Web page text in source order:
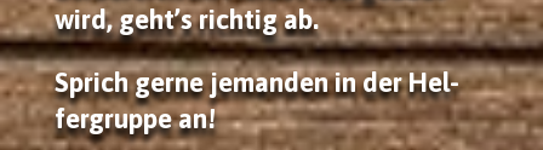
wird, geht’s rich­tig ab.
Sprich ger­ne jeman­den in der Hel­
fer­grup­pe an!